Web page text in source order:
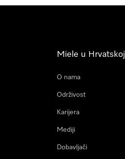
Miele u Hrvatskoj
O nama
Održivost
Karijera
Mediji
Dobavljači